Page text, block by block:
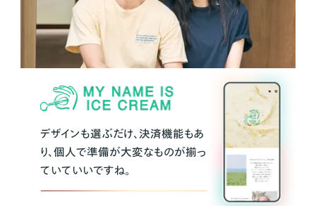
デザインも選ぶだけ、決済機能もあ
り、個人で準備が大変なものが揃っ
ていていいですね。